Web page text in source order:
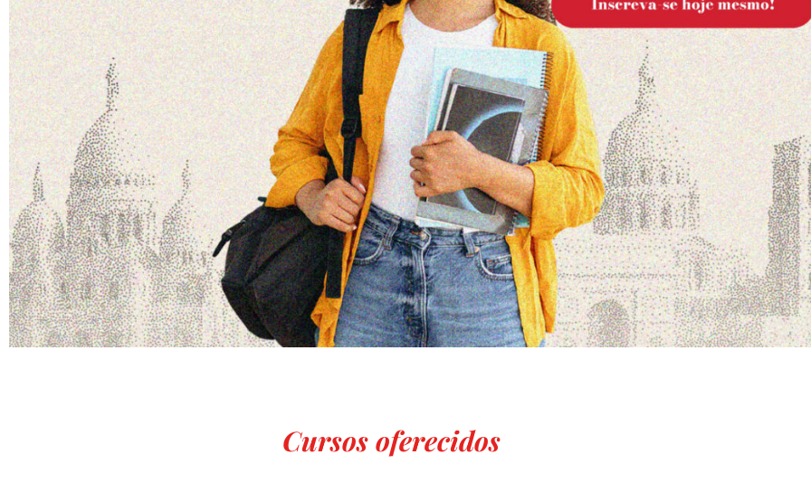
Cursos oferecidos